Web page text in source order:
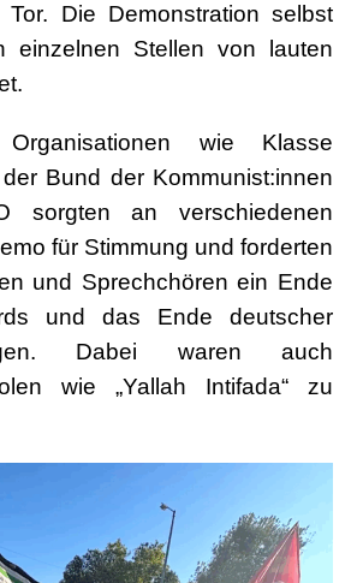
Tor. Die Demonstration selbst
einzelnen Stellen von lauten
Organisationen wie Klasse
Bund der Kommunist:innen
sorgten an verschiedenen
für Stimmung und forderten
und Sprechchören ein Ende
und das Ende deutscher
Dabei waren auch
wie „Yallah Intifada“ zu